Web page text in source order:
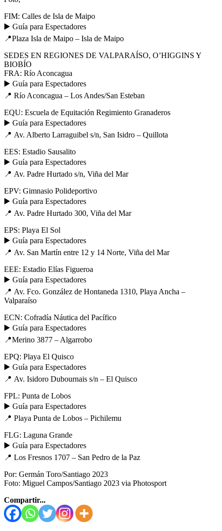
FIM: Calles de Isla de Maipo
▶️ Guía para Espectadores
📍Plaza Isla de Maipo – Isla de Maipo
SEDES EN REGIONES DE VALPARAÍSO, O’HIGGINS Y
BIOBÍO
FRA: Río Aconcagua
▶️ Guía para Espectadores
📍 Río Aconcagua – Los Andes/San Esteban
EQU: Escuela de Equitación Regimiento Granaderos
▶️ Guía para Espectadores
📍 Av. Alberto Larraguibel s/n, San Isidro – Quillota
EES: Estadio Sausalito
▶️ Guía para Espectadores
📍 Av. Padre Hurtado s/n, Viña del Mar
EPV: Gimnasio Polideportivo
▶️ Guía para Espectadores
📍 Av. Padre Hurtado 300, Viña del Mar
EPS: Playa El Sol
▶️ Guía para Espectadores
📍 Av. San Martín entre 12 y 14 Norte, Viña del Mar
EEE: Estadio Elías Figueroa
▶️ Guía para Espectadores
📍 Av. Fco. González de Hontaneda 1310, Playa Ancha –
Valparaíso
ECN: Cofradía Náutica del Pacífico
▶️ Guía para Espectadores
📍Merino 3877 – Algarrobo
EPQ: Playa El Quisco
▶️ Guía para Espectadores
📍 Av. Isidoro Dubournais s/n – El Quisco
FPL: Punta de Lobos
▶️ Guía para Espectadores
📍 Playa Punta de Lobos – Pichilemu
FLG: Laguna Grande
▶️ Guía para Espectadores
📍 Los Fresnos 1707 – San Pedro de la Paz
Por: Germán Toro/Santiago 2023
Foto: Miguel Campos/Santiago 2023 via Photosport
Compartir...